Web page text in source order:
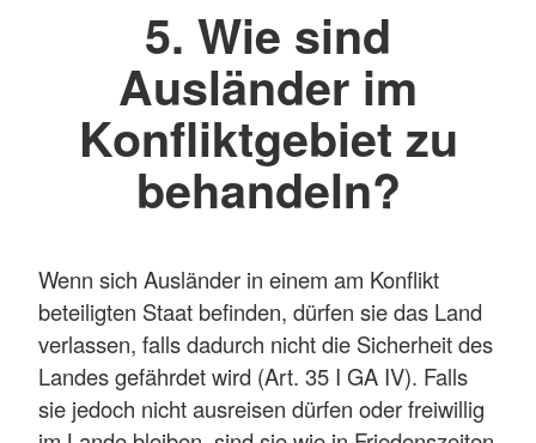
5. Wie sind
Ausländer im
Konfliktgebiet zu
behandeln?
Wenn sich Ausländer in einem am Konflikt
beteiligten Staat befinden, dürfen sie das Land
verlassen, falls dadurch nicht die Sicherheit des
Landes gefährdet wird (Art. 35 I GA IV). Falls
sie jedoch nicht ausreisen dürfen oder freiwillig